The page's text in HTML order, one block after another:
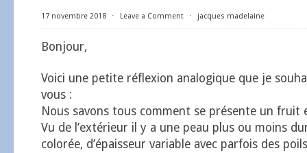
17 novembre 2018 ⋅ Leave a Comment ⋅ jacques madelaine
Bonjour,
Voici une petite réflexion analogique que je
vous :
Nous savons tous comment se présente un fruit
Vu de l’extérieur il y a une peau plus ou moins
colorée, d’épaisseur variable avec parfois des